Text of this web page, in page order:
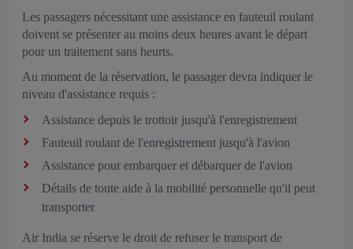
Les passagers nécessitant une assistance en fauteuil roulant
doivent se présenter au moins deux heures avant le départ
pour un traitement sans heurts.
Au moment de la réservation, le passager devra indiquer le
niveau d'assistance requis :
Assistance depuis le trottoir jusqu'à l'enregistrement
Fauteuil roulant de l'enregistrement jusqu'à l'avion
Assistance pour embarquer et débarquer de l'avion
Détails de toute aide à la mobilité personnelle qu'il peut
transporter
Air India se réserve le droit de refuser le transport de